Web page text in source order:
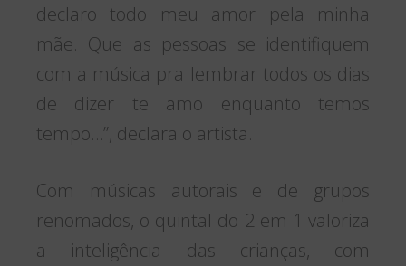
declaro todo meu amor pela minha
mãe. Que as pessoas se identifiquem
com a música pra lembrar todos os dias
de dizer te amo enquanto temos
tempo…”, declara o artista.
Com músicas autorais e de grupos
renomados, o quintal do 2 em 1 valoriza
a inteligência das crianças, com